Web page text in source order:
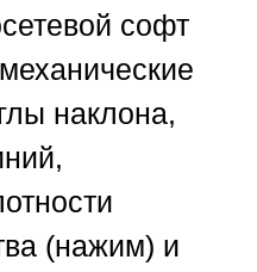
софт
наклона,
(нажим) и